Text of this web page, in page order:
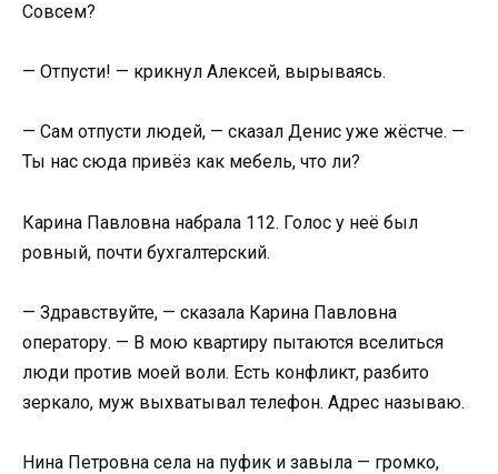
Совсем?
— Отпусти! — крикнул Алексей, вырываясь.
— Сам отпусти людей, — сказал Денис уже жёстче. —
Ты нас сюда привёз как мебель, что ли?
Карина Павловна набрала 112. Голос у неё был
ровный, почти бухгалтерский.
— Здравствуйте, — сказала Карина Павловна
оператору. — В мою квартиру пытаются вселиться
люди против моей воли. Есть конфликт, разбито
зеркало, муж выхватывал телефон. Адрес называю.
Нина Петровна села на пуфик и завыла — громко,